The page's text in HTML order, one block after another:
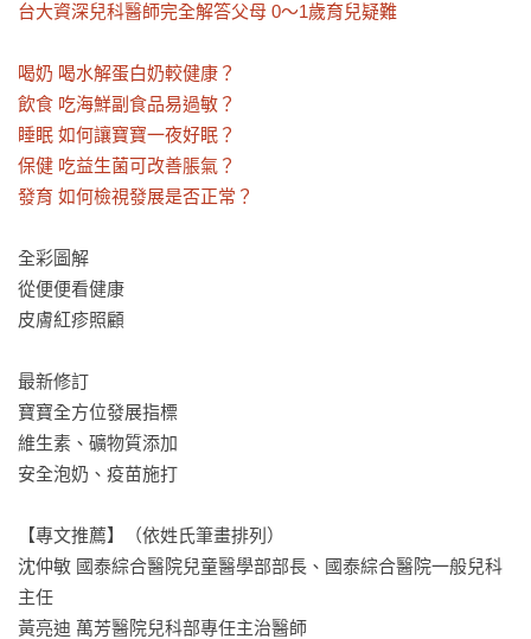
台大資深兒科醫師完全解答父母 0〜1歲育兒疑難
喝奶 喝水解蛋白奶較健康？
飲食 吃海鮮副食品易過敏？
睡眠 如何讓寶寶一夜好眠？
保健 吃益生菌可改善脹氣？
發育 如何檢視發展是否正常？
全彩圖解
從便便看健康
皮膚紅疹照顧
最新修訂
寶寶全方位發展指標
維生素、礦物質添加
安全泡奶、疫苗施打
【專文推薦】（依姓氏筆畫排列）
沈仲敏 國泰綜合醫院兒童醫學部部長、國泰綜合醫院一般兒科
主任
黃亮迪 萬芳醫院兒科部專任主治醫師